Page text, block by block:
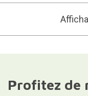
Profitez de